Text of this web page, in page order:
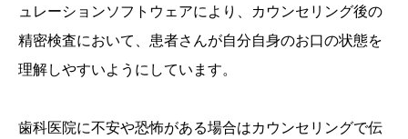
ュレーションソフトウェアにより、カウンセリング後の
精密検査において、患者さんが自分自身のお口の状態を
理解しやすいようにしています。
歯科医院に不安や恐怖がある場合はカウンセリングで伝